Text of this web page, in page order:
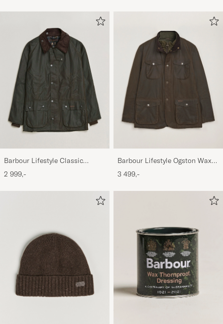
Barbour Lifestyle Classic
Bedale Jacket Olive
2 999,-
Barbour Lifestyle Ogston Waxed
Jacket Olive
3 499,-